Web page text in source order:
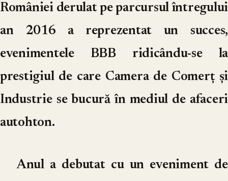
României derulat pe parcursul întregului
an 2016 a reprezentat un succes,
evenimentele BBB ridicându-se la
prestigiul de care Camera de Comerț și
Industrie se bucură în mediul de afaceri
autohton.
Anul a debutat cu un eveniment de